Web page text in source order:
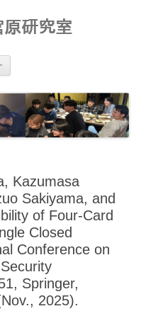
研究室
Kazumasa
Sakiyama, and
of Four-Card
Closed
Conference on
Springer,
2025).